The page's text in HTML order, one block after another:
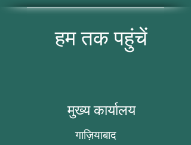
हम तक पहुंचें
मुख्य कार्यालय
गाज़ियाबाद